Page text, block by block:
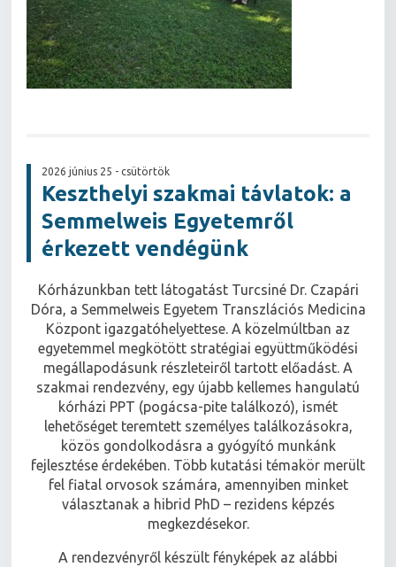
2026 június 25 - csütörtök
Keszthelyi szakmai távlatok: a
Semmelweis Egyetemről
érkezett vendégünk
Kórházunkban tett látogatást Turcsiné Dr. Czapári
Dóra, a Semmelweis Egyetem Transzlációs Medicina
Központ igazgatóhelyettese. A közelmúltban az
egyetemmel megkötött stratégiai együttműködési
megállapodásunk részleteiről tartott előadást. A
szakmai rendezvény, egy újabb kellemes hangulatú
kórházi PPT (pogácsa-pite találkozó), ismét
lehetőséget teremtett személyes találkozásokra,
közös gondolkodásra a gyógyító munkánk
fejlesztése érdekében. Több kutatási témakör merült
fel fiatal orvosok számára, amennyiben minket
választanak a hibrid PhD – rezidens képzés
megkezdésekor.
A rendezvényről készült fényképek az alábbi